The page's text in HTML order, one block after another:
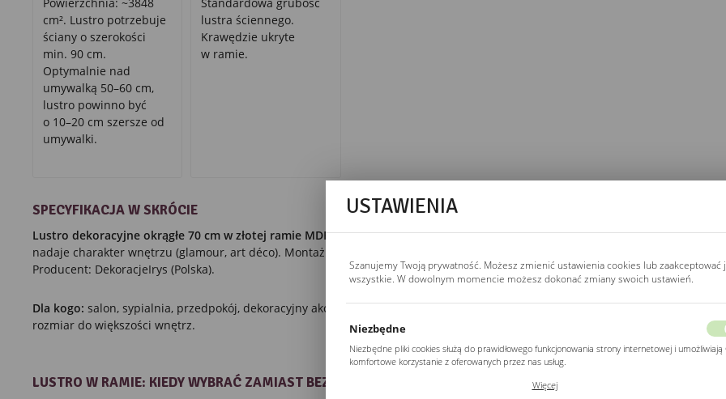
cm². Lustro potrzebuje
ściany o szerokości
min. 90 cm.
Optymalnie nad
umywalką 50–60 cm,
lustro powinno być
o 10–20 cm szersze od
umywalki.
lustra ściennego.
Krawędzie ukryte
w ramie.
SPECYFIKACJA W SKRÓCIE
Lustro dekoracyjne okrągłe 70 cm w złotej ramie MDF.bez podświetlenia LED. Rama
nadaje charakter wnętrzu (glamour, art déco). Montaż mechaniczny bez elektryka.
Producent: DekoracjeIrys (Polska).
Dla kogo: salon, sypialnia, przedpokój, dekoracyjny akcent na ścianie. Uniwersalny
rozmiar do większości wnętrz.
LUSTRO W RAMIE: KIEDY WYBRAĆ ZAMIAST BEZRAMOWEGO?
USTAWIENIA
Szanujemy Twoją prywatność. Możesz zmienić ustawienia cookies lub zaakceptować
wszystkie. W dowolnym momencie możesz dokonać zmiany swoich ustawień.
Niezbędne
Niezbędne pliki cookies służą do prawidłowego funkcjonowania strony internetowej i umożliwiają
komfortowe korzystanie z oferowanych przez nas usług.
Twoich ustawień preferencji prywatności, logowania czy wypełniania formularzy. Dzięki plikom
Więcej